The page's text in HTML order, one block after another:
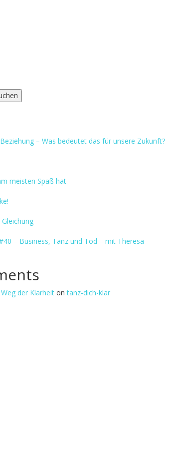
– Was bedeutet das für unsere Zukunft?
meisten Spaß hat
– Business, Tanz und Tod – mit Theresa
der Klarheit on tanz-dich-klar